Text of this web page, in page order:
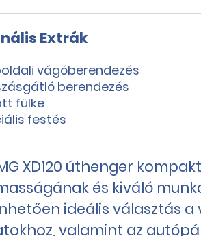
Extrák
vágóberendezés
berendezés
fülke
festés
XD120 úthenger
és kiváló
ideális választás
valamint az